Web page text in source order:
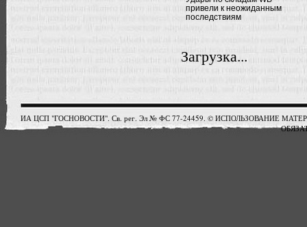
привели к неожиданным
последствиям
Загрузка...
ИА ЦСП "ГОСНОВОСТИ". Св. рег. Эл № ФС 77-24459. © ИСПОЛЬЗОВАНИЕ